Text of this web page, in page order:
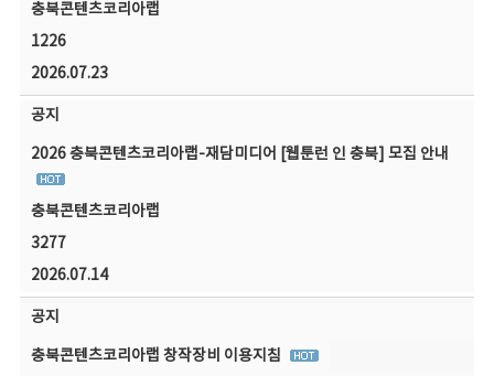
충북콘텐츠코리아랩
1226
2026.07.23
공지
2026 충북콘텐츠코리아랩-재담미디어 [웹툰런 인 충북] 모집 안내
충북콘텐츠코리아랩
3277
2026.07.14
공지
충북콘텐츠코리아랩 창작장비 이용지침